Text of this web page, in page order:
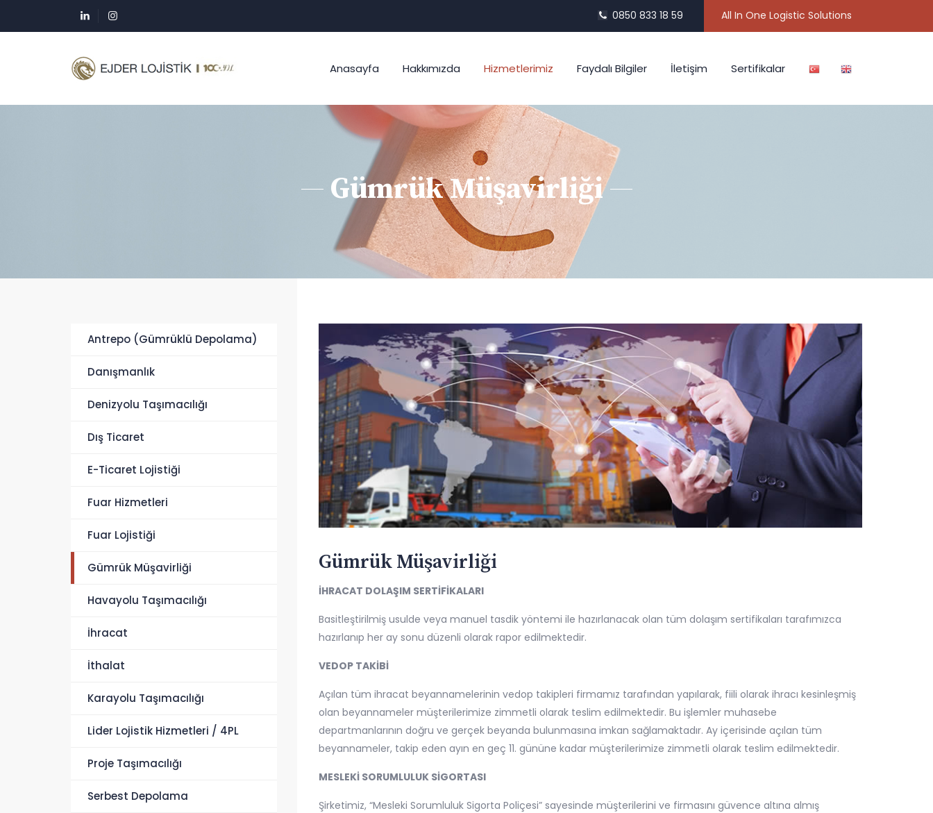
0850 833 18 59 All In One Logistic Solutions
Anasayfa Hakkımızda Hizmetlerimiz Faydalı Bilgiler İletişim Sertifikalar
Gümrük Müşavirliği
Gümrük Müşavirliği
İHRACAT DOLAŞIM SERTİFİKALARI
Basitleştirilmiş usulde veya manuel tasdik yöntemi ile hazırlanacak olan tüm dolaşım sertifikaları tarafımızca
hazırlanıp her ay sonu düzenli olarak rapor edilmektedir.
VEDOP TAKİBİ
Açılan tüm ihracat beyannamelerinin vedop takipleri firmamız tarafından yapılarak, fiili olarak ihracı kesinleşmiş
olan beyannameler müşterilerimize zimmetli olarak teslim edilmektedir. Bu işlemler muhasebe
departmanlarının doğru ve gerçek beyanda bulunmasına imkan sağlamaktadır. Ay içerisinde açılan tüm
beyannameler, takip eden ayın en geç 11. gününe kadar müşterilerimize zimmetli olarak teslim edilmektedir.
MESLEKİ SORUMLULUK SİGORTASI
Şirketimiz, “Mesleki Sorumluluk Sigorta Poliçesi” sayesinde müşterilerini ve firmasını güvence altına almış
Antrepo (Gümrüklü Depolama)
Danışmanlık
Denizyolu Taşımacılığı
Dış Ticaret
E-Ticaret Lojistiği
Fuar Hizmetleri
Fuar Lojistiği
Gümrük Müşavirliği
Havayolu Taşımacılığı
İhracat
İthalat
Karayolu Taşımacılığı
Lider Lojistik Hizmetleri / 4PL
Proje Taşımacılığı
Serbest Depolama